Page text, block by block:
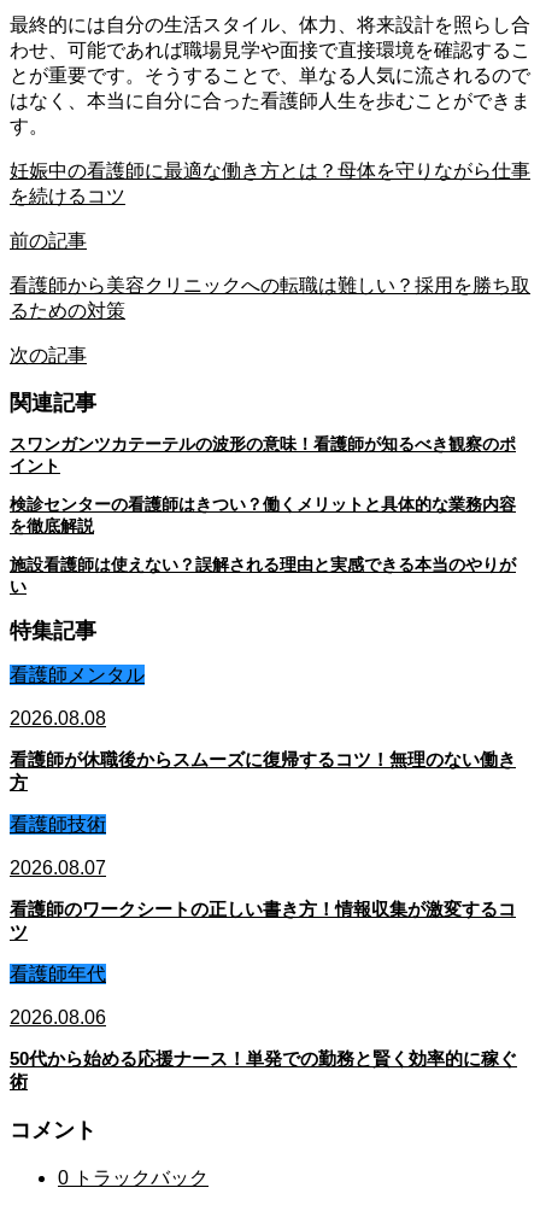
最終的には自分の生活スタイル、体力、将来設計を照らし合
わせ、可能であれば職場見学や面接で直接環境を確認するこ
とが重要です。そうすることで、単なる人気に流されるので
はなく、本当に自分に合った看護師人生を歩むことができま
す。
妊娠中の看護師に最適な働き方とは？母体を守りながら仕事
を続けるコツ
前の記事
看護師から美容クリニックへの転職は難しい？採用を勝ち取
るための対策
次の記事
関連記事
スワンガンツカテーテルの波形の意味！看護師が知るべき観察のポ
イント
検診センターの看護師はきつい？働くメリットと具体的な業務内容
を徹底解説
施設看護師は使えない？誤解される理由と実感できる本当のやりが
い
特集記事
看護師メンタル
2026.08.08
看護師が休職後からスムーズに復帰するコツ！無理のない働き
方
看護師技術
2026.08.07
看護師のワークシートの正しい書き方！情報収集が激変するコ
ツ
看護師年代
2026.08.06
50代から始める応援ナース！単発での勤務と賢く効率的に稼ぐ
術
コメント
0 トラックバック